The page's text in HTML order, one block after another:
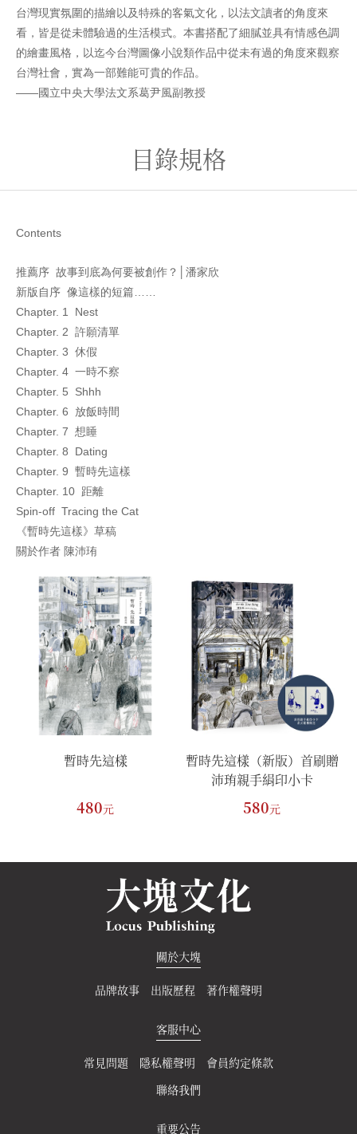
台灣現實氛圍的描繪以及特殊的客氣文化，以法文讀者的角度來
看，皆是從未體驗過的生活模式。本書搭配了細膩並具有情感色調
的繪畫風格，以迄今台灣圖像小說類作品中從未有過的角度來觀察
台灣社會，實為一部難能可貴的作品。
――國立中央大學法文系葛尹風副教授
目錄規格
Contents
推薦序 故事到底為何要被創作？│潘家欣
新版自序 像這樣的短篇……
Chapter. 1 Nest
Chapter. 2 許願清單
Chapter. 3 休假
Chapter. 4 一時不察
Chapter. 5 Shhh
Chapter. 6 放飯時間
Chapter. 7 想睡
Chapter. 8 Dating
Chapter. 9 暫時先這樣
Chapter. 10 距離
Spin-off Tracing the Cat
《暫時先這樣》草稿
關於作者 陳沛珛
暫時先這樣
480元
暫時先這樣（新版）首刷贈
沛珛親手絹印小卡
580元
關於大塊
品牌故事 出版歷程 著作權聲明
客服中心
常見問題 隱私權聲明
會員約定條款
聯絡我們
重要公告